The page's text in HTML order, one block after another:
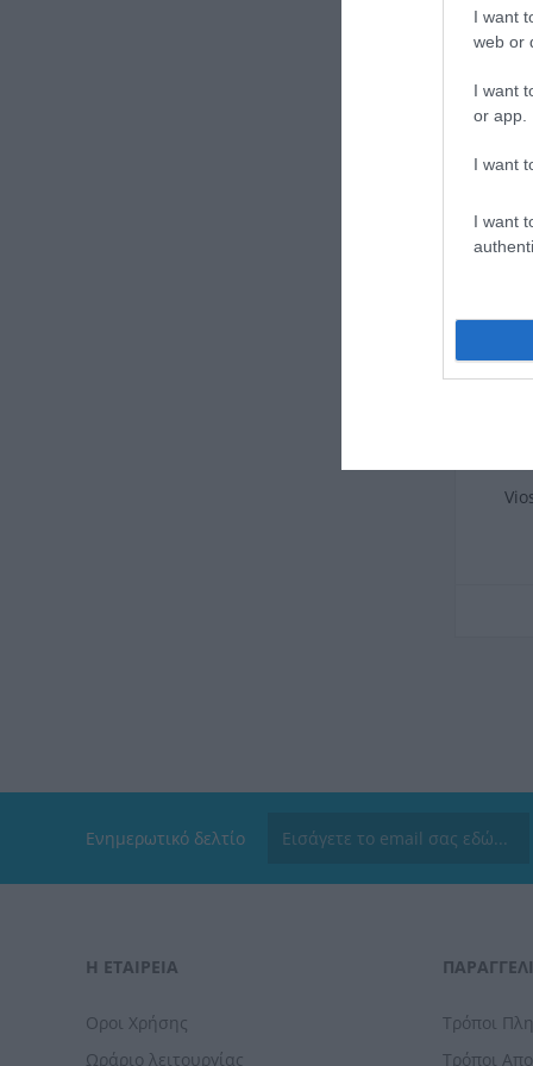
I want
web or
I want
or app.
I want
I want
Ενημερωτικό δελτίο
Η ΕΤΑΙΡΕΙΑ
Οροι Χρήσης
Ωράριο λειτουργίας
Τρόποι
Τρόποι